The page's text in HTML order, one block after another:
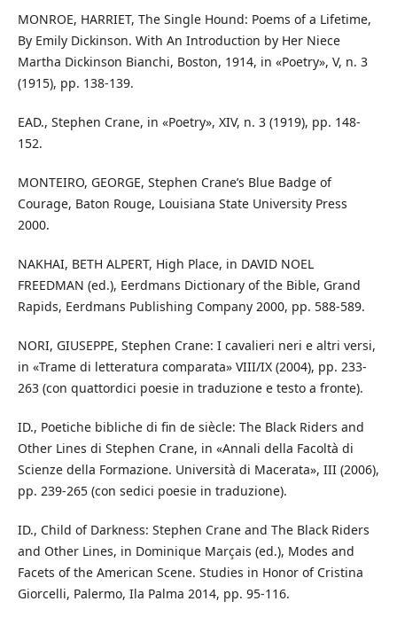
MONROE, HARRIET, The Single Hound: Poems of a Lifetime,
By Emily Dickinson. With An Introduction by Her Niece
Martha Dickinson Bianchi, Boston, 1914, in «Poetry», V, n. 3
(1915), pp. 138-139.
EAD., Stephen Crane, in «Poetry», XIV, n. 3 (1919), pp. 148-
152.
MONTEIRO, GEORGE, Stephen Crane’s Blue Badge of
Courage, Baton Rouge, Louisiana State University Press
2000.
NAKHAI, BETH ALPERT, High Place, in DAVID NOEL
FREEDMAN (ed.), Eerdmans Dictionary of the Bible, Grand
Rapids, Eerdmans Publishing Company 2000, pp. 588-589.
NORI, GIUSEPPE, Stephen Crane: I cavalieri neri e altri versi,
in «Trame di letteratura comparata» VIII/IX (2004), pp. 233-
263 (con quattordici poesie in traduzione e testo a fronte).
ID., Poetiche bibliche di fin de siècle: The Black Riders and
Other Lines di Stephen Crane, in «Annali della Facoltà di
Scienze della Formazione. Università di Macerata», III (2006),
pp. 239-265 (con sedici poesie in traduzione).
ID., Child of Darkness: Stephen Crane and The Black Riders
and Other Lines, in Dominique Marçais (ed.), Modes and
Facets of the American Scene. Studies in Honor of Cristina
Giorcelli, Palermo, Ila Palma 2014, pp. 95-116.